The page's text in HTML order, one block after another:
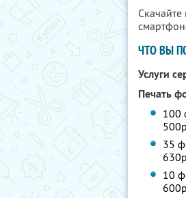
ЧТО ВЫ
Услуги
Печать
100
35
10